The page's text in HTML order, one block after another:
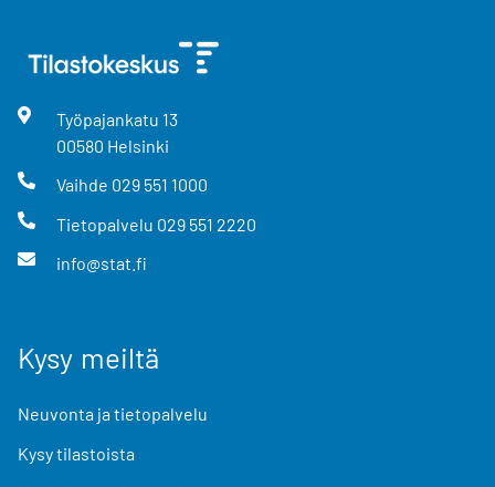
Työpajankatu 13
00580 Helsinki
Vaihde 029 551 1000
Tietopalvelu 029 551 2220
info@stat.fi
Kysy meiltä
Neuvonta ja tietopalvelu
Kysy tilastoista